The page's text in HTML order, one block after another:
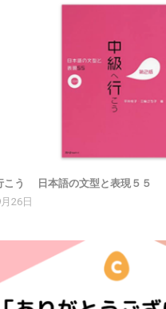
こう 日本語の文型と表現５５
26日